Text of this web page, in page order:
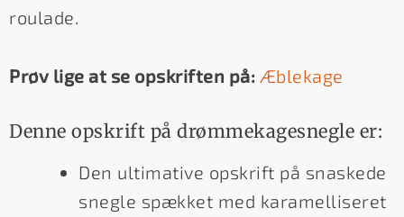
roulade.
Prøv lige at se opskriften på: Æblekage
Denne opskrift på drømmekagesnegle er:
Den ultimative opskrift på snaskede
snegle spækket med karamelliseret